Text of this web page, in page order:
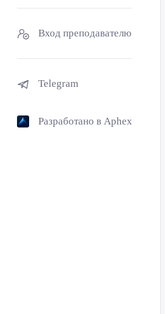
Вход преподавателю
Telegram
Разработано в Aphex